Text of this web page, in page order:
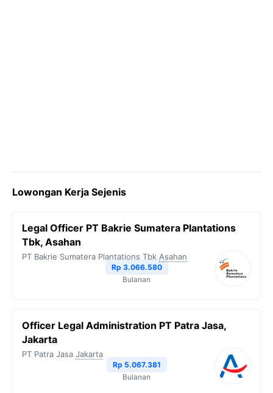
Lowongan Kerja Sejenis
Legal Officer PT Bakrie Sumatera Plantations
Tbk, Asahan
PT Bakrie Sumatera Plantations Tbk Asahan
Rp 3.066.580
Bulanan
Officer Legal Administration PT Patra Jasa,
Jakarta
PT Patra Jasa Jakarta
Rp 5.067.381
Bulanan